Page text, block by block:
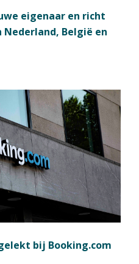
eigenaar en richt
België en
bij Booking.com